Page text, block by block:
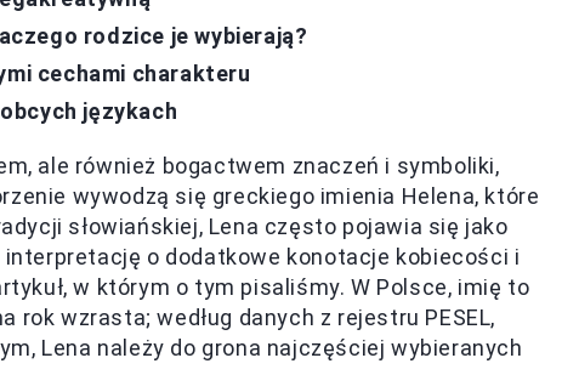
rodzice je wybierają?
cechami charakteru
językach
ale również bogactwem znaczeń i symboliki,
wywodzą się greckiego imienia Helena, które
słowiańskiej, Lena często pojawia się jako
o dodatkowe konotacje kobiecości i
w którym o tym pisaliśmy. W Polsce, imię to
rok wzrasta; według danych z rejestru PESEL,
Lena należy do grona najczęściej wybieranych